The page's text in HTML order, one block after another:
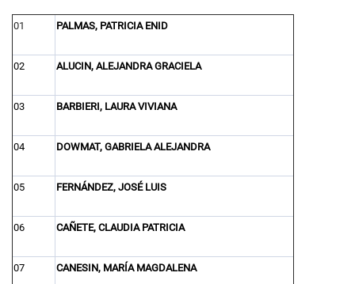
01 PALMAS, PATRICIA ENID
02 ALUCIN, ALEJANDRA GRACIELA
03 BARBIERI, LAURA VIVIANA
04 DOWMAT, GABRIELA ALEJANDRA
05 FERNÁNDEZ, JOSÉ LUIS
06 CAÑETE, CLAUDIA PATRICIA
07 CANESIN, MARÍA MAGDALENA